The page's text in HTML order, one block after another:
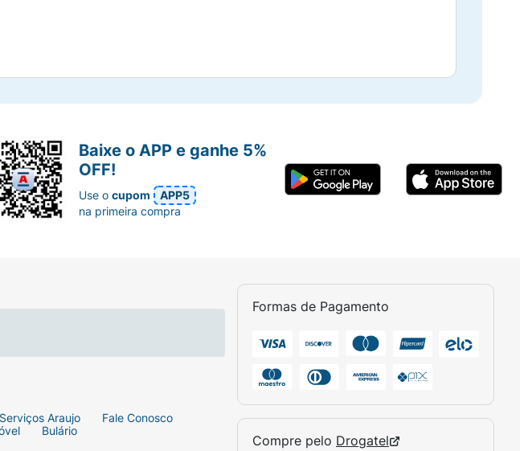
Serviços Araujo
Fale Conosco
Bulário
Formas de Pagamento
Compre pelo Drogatel
Baixe o APP e ganhe 5%
OFF!
Use ocupom
APP5
na primeira compra